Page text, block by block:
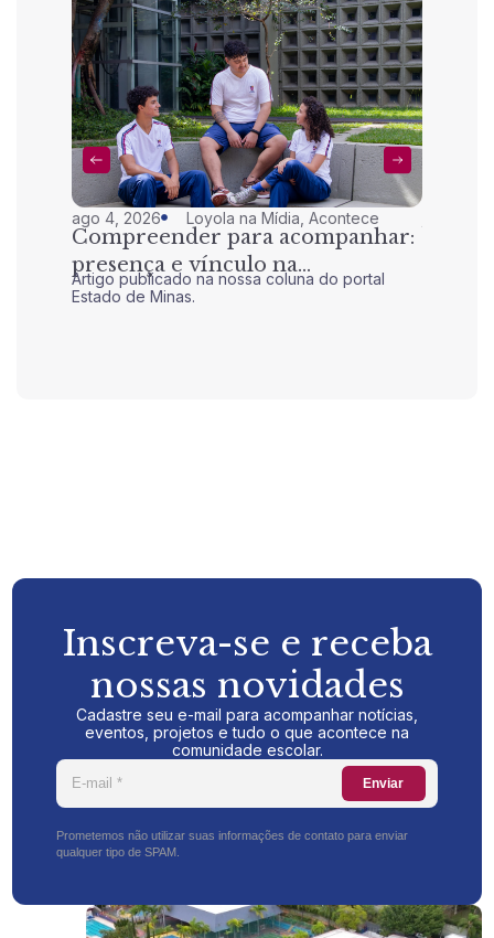
ago 4, 2026 Loyola na Mídia Acontece
Compreender para acompanhar:
presença e vínculo na
adolescência
Artigo publicado na nossa coluna do portal
Estado de Minas.
Inscreva-se e receba
nossas novidades
Cadastre seu e-mail para acompanhar notícias,
eventos, projetos e tudo o que acontece na
comunidade escolar.
Enviar
Prometemos não utilizar suas informações de contato para enviar
qualquer tipo de SPAM.